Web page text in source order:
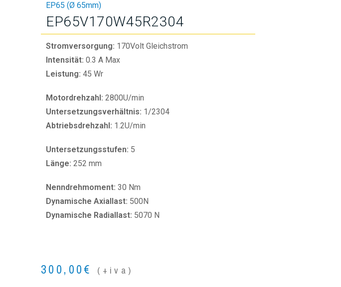
EP65 (Ø 65mm)
EP65V170W45R2304
Stromversorgung: 170Volt Gleichstrom
Intensität: 0.3 A Max
Leistung: 45 Wr
Motordrehzahl: 2800U/min
Untersetzungsverhältnis: 1/2304
Abtriebsdrehzahl: 1.2U/min
Untersetzungsstufen: 5
Länge: 252 mm
Nenndrehmoment: 30 Nm
Dynamische Axiallast: 500N
Dynamische Radiallast: 5070 N
300,00€ (+iva)